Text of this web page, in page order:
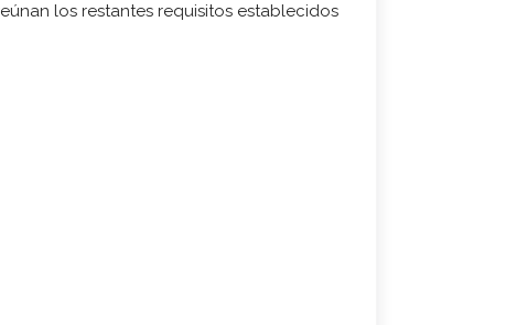
los restantes requisitos establecidos